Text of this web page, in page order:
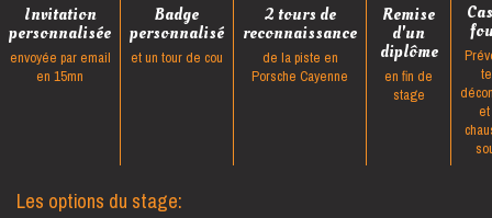
Invitation
personnalisée
envoyée par email
en 15mn
Badge
personnalisé
et un tour de cou
2 tours de
reconnaissance
de la piste en
Porsche Cayenne
Remise
d'un
diplôme
en fin de
stage
Les options du stage: